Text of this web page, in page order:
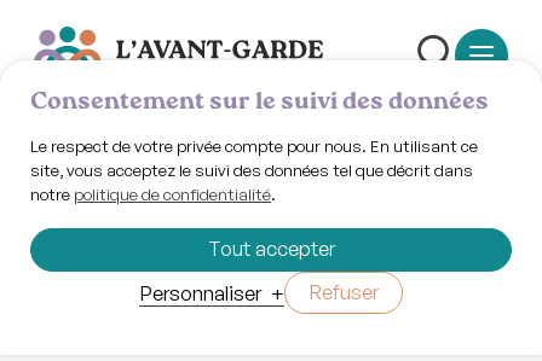
Jeudi 4 décembre 2025 | 18h30
Atelier Blues
d’hiver
Consentement sur le suivi des données
Le respect de votre privée compte pour nous. En utilisant ce
site, vous acceptez le suivi des données tel que décrit dans
notre politique de confidentialité.
Personnaliser + Refuser
Tout accepter